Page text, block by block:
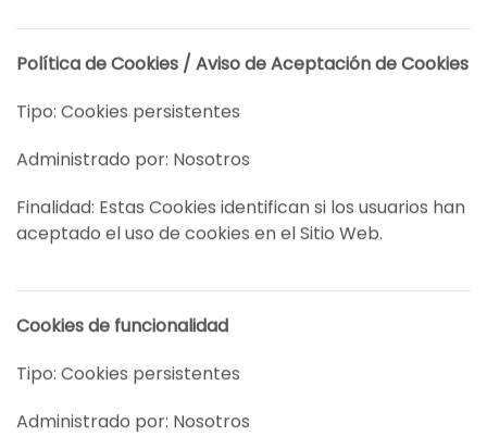
Política de Cookies / Aviso de Aceptación de Cookies
Tipo: Cookies persistentes
Administrado por: Nosotros
Finalidad: Estas Cookies identifican si los usuarios han
aceptado el uso de cookies en el Sitio Web.
Cookies de funcionalidad
Tipo: Cookies persistentes
Administrado por: Nosotros